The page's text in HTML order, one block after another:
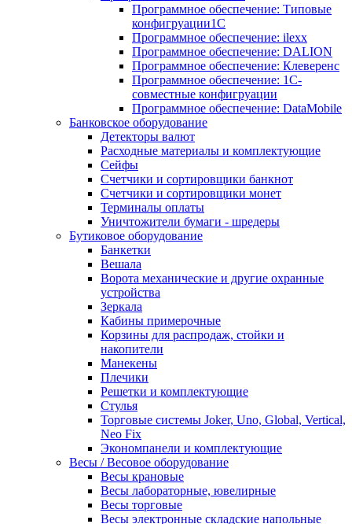
Программное обеспечение: Типовые
конфигруации1С
Программное обеспечение: ilexx
Программное обеспечение: DALION
Программное обеспечение: Клеверенс
Программное обеспечение: 1С-
совместные конфигруации
Программное обеспечение: DataMobile
Банковское оборудование
Детекторы валют
Расходные материалы и комплектующие
Сейфы
Счетчики и сортировщики банкнот
Счетчики и сортировщики монет
Терминалы оплаты
Уничтожители бумаги - шредеры
Бутиковое оборудование
Банкетки
Вешала
Ворота механические и другие охранные
устройства
Зеркала
Кабины примерочные
Корзины для распродаж, стойки и
накопители
Манекены
Плечики
Решетки и комплектующие
Стулья
Торговые системы Joker, Uno, Global, Vertical,
Neo Fix
Экономпанели и комплектующие
Весы / Весовое оборудование
Весы крановые
Весы лабораторные, ювелирные
Весы торговые
Весы электронные складские напольные